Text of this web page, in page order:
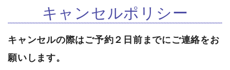
キャンセルポリシー
キャンセルの際はご予約２日前までにご連絡をお
願いします。